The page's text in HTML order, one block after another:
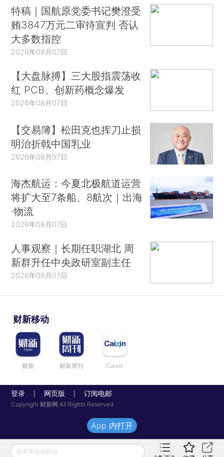
特稿｜国航原党委书记樊澄受
贿3847万元二审待宣判 否认
大多数指控
2026年08月07日
【大盘脉搏】三大股指震荡收
红 PCB、创新药概念爆发
2026年08月07日
【交易簿】松田克也挥刀止损
明治折戟中国乳业
2026年08月07日
海杰航运：今夏北极航道运营
将扩大至7条船、8航次｜出海
·物流
2026年08月07日
人事观察｜长期任职湖北 周
新群升任中央政研室副主任
2026年08月07日
财新移动
财新 财新周刊 Caixin
登录 网页版 订阅电邮
Copyright 财新网 All Rights Reserved
发表评论得积分
App 内打开